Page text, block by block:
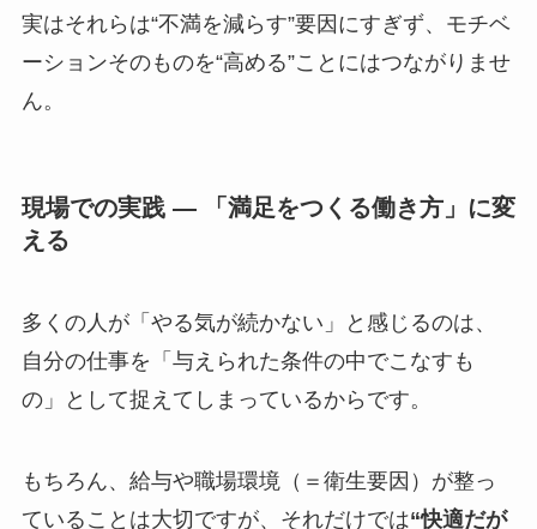
実はそれらは“不満を減らす”要因にすぎず、モチベ
ーションそのものを“高める”ことにはつながりませ
ん。
現場での実践 ― 「満足をつくる働き方」に変
える
多くの人が「やる気が続かない」と感じるのは、
自分の仕事を「与えられた条件の中でこなすも
の」として捉えてしまっているからです。
もちろん、給与や職場環境（＝衛生要因）が整っ
ていることは大切ですが、それだけでは“快適だが